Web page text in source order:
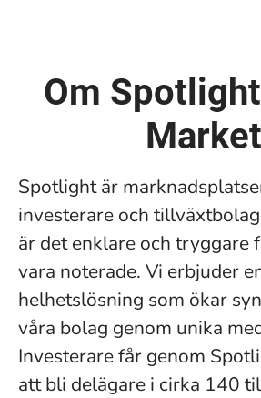
Om
Market
Spotlight är
investerare och
är det enklare och tryggare
vara noterade. Vi erbjuder
helhetslösning som ökar
våra bolag genom unika
Investerare får genom
att bli delägare i cirka 140